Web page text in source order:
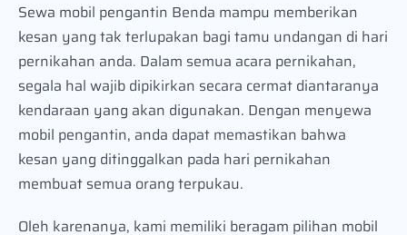
Sewa mobil pengantin Benda mampu memberikan
kesan yang tak terlupakan bagi tamu undangan di hari
pernikahan anda. Dalam semua acara pernikahan,
segala hal wajib dipikirkan secara cermat diantaranya
kendaraan yang akan digunakan. Dengan menyewa
mobil pengantin, anda dapat memastikan bahwa
kesan yang ditinggalkan pada hari pernikahan
membuat semua orang terpukau.
Oleh karenanya, kami memiliki beragam pilihan mobil